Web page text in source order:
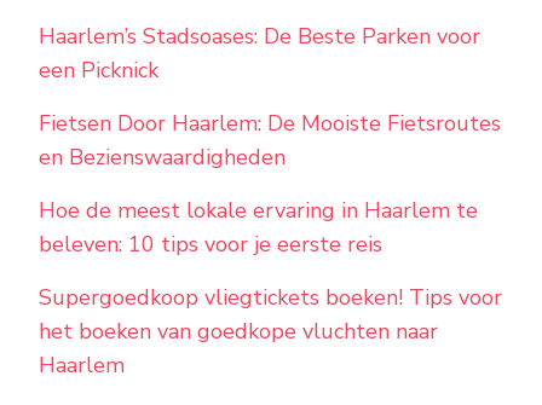
Haarlem’s Stadsoases: De Beste Parken voor
een Picknick
Fietsen Door Haarlem: De Mooiste Fietsroutes
en Bezienswaardigheden
Hoe de meest lokale ervaring in Haarlem te
beleven: 10 tips voor je eerste reis
Supergoedkoop vliegtickets boeken! Tips voor
het boeken van goedkope vluchten naar
Haarlem